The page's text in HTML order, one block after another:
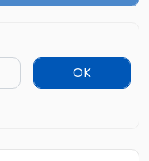
OK